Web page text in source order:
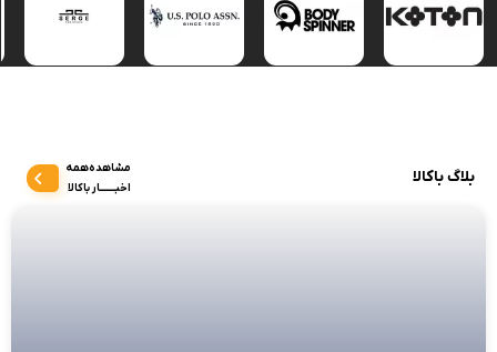
بلاگ باکالا
مشاهده‌همه
اخبـــــــار باکالا